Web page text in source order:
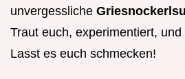
unvergessliche
Traut euch, experimentiert,
Lasst es euch schmecken!